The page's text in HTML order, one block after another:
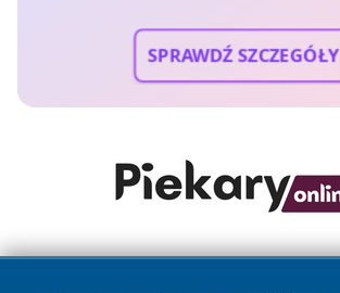
SPRAWDŹ SZCZEGÓŁY